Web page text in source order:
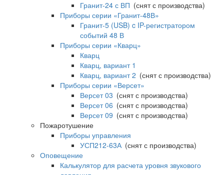
Гранит-24 с ВП (снят с производства)
Приборы серии «Гранит-48В»
Гранит-5 (USB) c IP-регистратором
событий 48 В
Приборы серии «Кварц»
Кварц
Кварц, вариант 1
Кварц, вариант 2 (снят с производства)
Приборы серии «Версет»
Версет 03 (снят с производства)
Версет 06 (снят с производства)
Версет 09 (снят с производства)
Пожаротушение
Приборы управления
УСП212-63А(снят с производства)
Оповещение
Калькулятор для расчета уровня звукового